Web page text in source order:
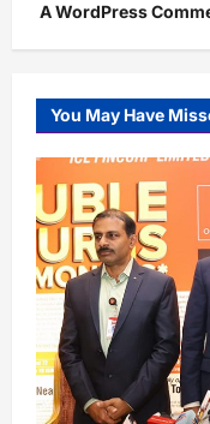
A WordPress
You May Have